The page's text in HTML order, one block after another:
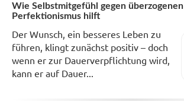
Wie Selbstmitgefühl gegen überzogenen
Perfektionismus hilft
Der Wunsch, ein besseres Leben zu
führen, klingt zunächst positiv – doch
wenn er zur Dauerverpflichtung wird,
kann er auf Dauer...